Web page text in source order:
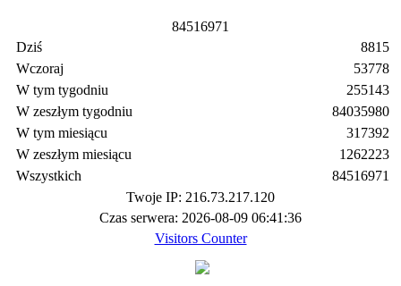
84516971
Dziś
Wczoraj
W tym tygodniu
W zeszłym tygodniu
W tym miesiącu
W zeszłym miesiącu
Wszystkich
8815
53778
255143
84035980
317392
1262223
84516971
Twoje IP: 216.73.217.120
Czas serwera: 2026-08-09 06:41:36
Visitors Counter